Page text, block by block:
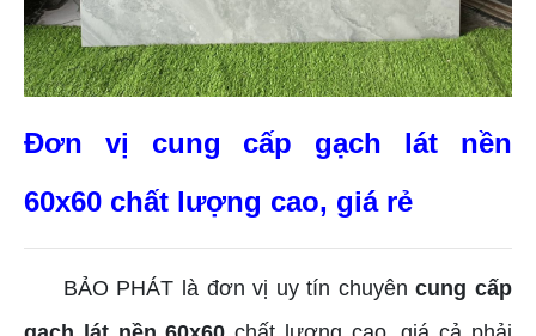
Đơn vị cung cấp gạch lát nền
60x60 chất lượng cao, giá rẻ
BẢO PHÁT là đơn vị uy tín chuyêncung cấp